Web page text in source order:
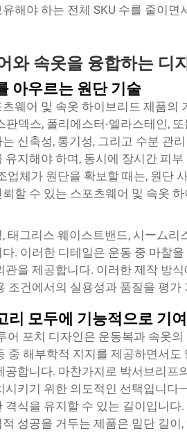
해야 하는 전체 SKU 수를 줄이
와 속옷을 융합하는 디
아우르는 원단 기술
웨어 및 속옷 하이브리드 제품
판덱스, 폴리에스터-엘라스테인,
신축성, 통기성, 그리고 수분 관
유지해야 하며, 동시에 장시간 피
업체가 원단을 확보할 때는, 원단
할 수 있는 스포츠웨어 및 속옷
태그리스 웨이스트밴드, 시ーム
. 이러한 디테일은 운동 중 마찰
관을 제공합니다. 이러한 제작 방
조건에서의 실용성과 품질을 평
리 모두에 기능적으로 기
어 포치 디자인은 운동복과 속옷
중 해부학적 지지를 제공하면서
공합니다. 마찬가지로 박서브리프
시키기 위한 의도적인 선택입니
격식을 유지할 수 있는 길이입니다.
성공을 거두는 제품은 밑단 길